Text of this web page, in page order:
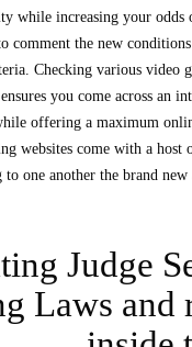
while increasing your odds
comment the new
Checking various video
you come across an
offering a maximum
websites come with a host
to one another the brand
Judge
Laws and